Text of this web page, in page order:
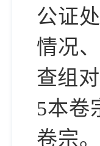
公证处
情况
查组 对
5本卷
卷宗。